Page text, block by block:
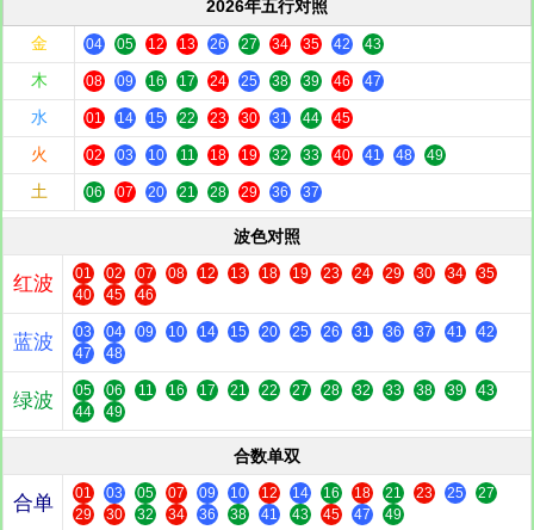
2026年五行对照
金
04 05 12 13 26 27 34 35 42 43
木 08 09 16 17 24 25 38 39 46 47
水 01 14 15 22 23 30 31 44 45
火 02 03 10 11 18 19 32 33 40 41 48 49
土 06 07 20 21 28 29 36 37
波色对照
红波 01 02 07 08 12 13 18 19 23 24 29 30 34
35
40
45 46
蓝波 03 04 09 10 14 15 20 25 26 31 36 37 41
42
47
48
绿波 05 06 11 16 17 21 22 27 28 32 33 38 39
43
44
49
合数单双
合单 01 03 05 07 09 10 12 14 16 18 21 23 25
27
29
30 32 34 36 38 41 43 45 47 49